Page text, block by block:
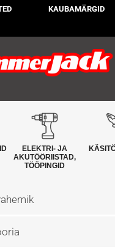
KAUBAMÄRGID
ELEKTRI- JA
AKUTÖÖRIISTAD,
TÖÖPINGID